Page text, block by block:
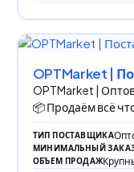
OPTMarket |
OPTMarket |
📦 Продаём всё
ТИП ПОСТАВЩИКА
МИНИМАЛЬНЫЙ
ОБЪЕМ ПРОДАЖ